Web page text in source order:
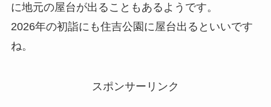
に地元の屋台が出ることもあるようです。
2026年の初詣にも住吉公園に屋台出るといいです
ね。
スポンサーリンク